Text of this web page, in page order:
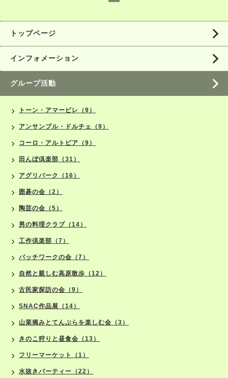
トップページ
インフォメーション
グループ活動
トーン・アマービレ（9）
アンサンブル・ドルチェ（9）
コーロ・アルトピア（9）
田んぼ倶楽部（31）
アグリパーク（16）
囲碁の会（2）
陶芸の会（5）
男の料理クラブ（14）
工作倶楽部（7）
パッチワークの会（7）
自然と親しむ高原散歩（12）
古民家探訪の会（9）
SNAC作品展（14）
山菜摘みとてんぷらを楽しむ会（3）
きのこ狩りと昼食会（13）
フリーマーケット（1）
水抜きパーティー（22）